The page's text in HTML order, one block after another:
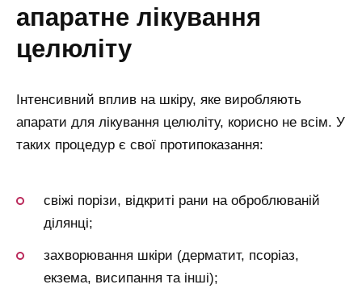
апаратне лікування
целюліту
Інтенсивний вплив на шкіру, яке виробляють
апарати для лікування целюліту, корисно не всім. У
таких процедур є свої протипоказання:
свіжі порізи, відкриті рани на оброблюваній
ділянці;
захворювання шкіри (дерматит, псоріаз,
екзема, висипання та інші);